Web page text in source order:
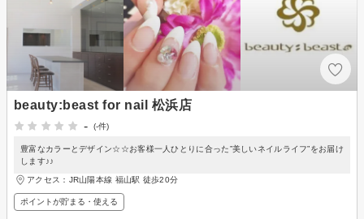
beauty:beast for nail 松浜店
-
(-件)
豊富なカラーとデザイン☆☆お客様一人ひとりに合った”美しいネイルライフ”をお届け
します♪♪
アクセス：JR山陽本線 福山駅 徒歩20分
ポイントが貯まる・使える